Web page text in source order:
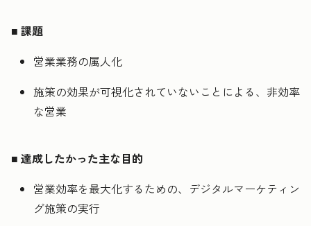
■ 課題
営業業務の属人化
施策の効果が可視化されていないことによる、非効率
な営業
■ 達成したかった主な目的
営業効率を最大化するための、デジタルマーケティン
グ施策の実行